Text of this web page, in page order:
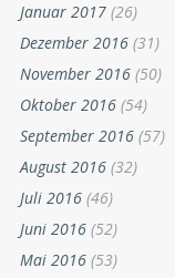
Januar 2017 (26)
Dezember 2016 (31)
November 2016 (50)
Oktober 2016 (54)
September 2016 (57)
August 2016 (32)
Juli 2016 (46)
Juni 2016 (52)
Mai 2016 (53)